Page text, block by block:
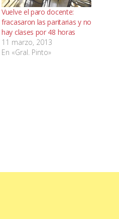
Vuelve el paro docente:
fracasaron las paritarias y no
hay clases por 48 horas
11 marzo, 2013
En «Gral. Pinto»